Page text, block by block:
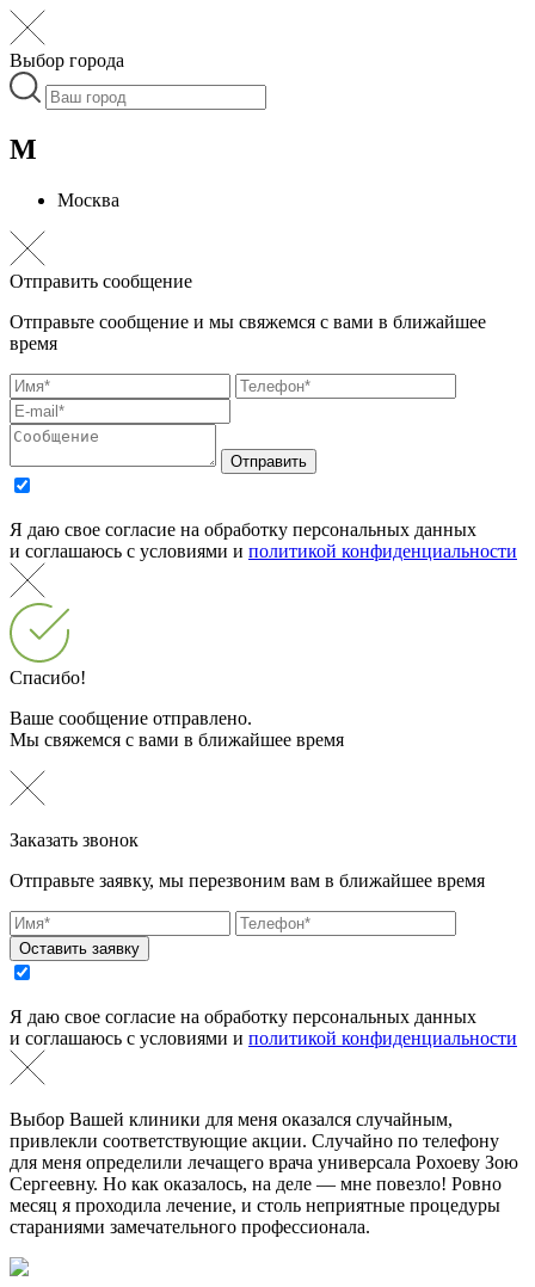
Выбор города
М
Москва
Отправить сообщение
Отправьте сообщение и мы свяжемся с вами в ближайшее
время
Отправить
Я даю свое согласие на обработку персональных данных
и соглашаюсь с условиями и политикой конфиденциальности
Спасибо!
Ваше сообщение отправлено.
Мы свяжемся с вами в ближайшее время
Заказать звонок
Отправьте заявку, мы перезвоним вам в ближайшее время
Оставить заявку
Я даю свое согласие на обработку персональных данных
и соглашаюсь с условиями и политикой конфиденциальности
Выбор Вашей клиники для меня оказался случайным,
привлекли соответствующие акции. Случайно по телефону
для меня определили лечащего врача универсала Рохоеву Зою
Сергеевну. Но как оказалось, на деле — мне повезло! Ровно
месяц я проходила лечение, и столь неприятные процедуры
стараниями замечательного профессионала.